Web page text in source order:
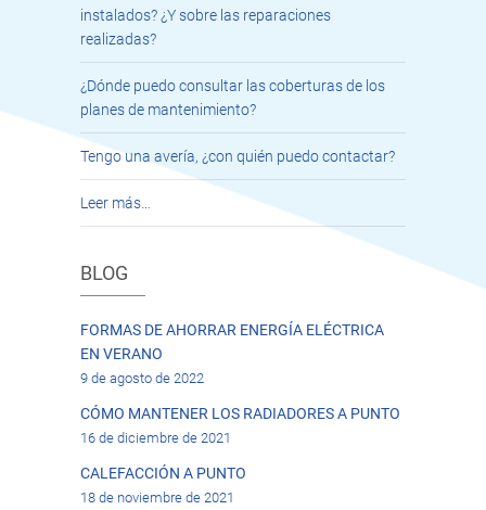
instalados? ¿Y sobre las reparaciones
realizadas?
¿Dónde puedo consultar las coberturas de los
planes de mantenimiento?
Tengo una avería, ¿con quién puedo contactar?
Leer más…
BLOG
FORMAS DE AHORRAR ENERGÍA ELÉCTRICA
EN VERANO
9 de agosto de 2022
CÓMO MANTENER LOS RADIADORES A PUNTO
16 de diciembre de 2021
CALEFACCIÓN A PUNTO
18 de noviembre de 2021